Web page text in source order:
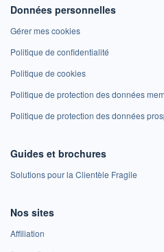
Données personnelles
Gérer mes cookies
Politique de confidentialité
Politique de cookies
Politique de protection des données
Politique de protection des données
Guides et brochures
Solutions pour la Clientèle Fragile
Nos sites
Affiliation